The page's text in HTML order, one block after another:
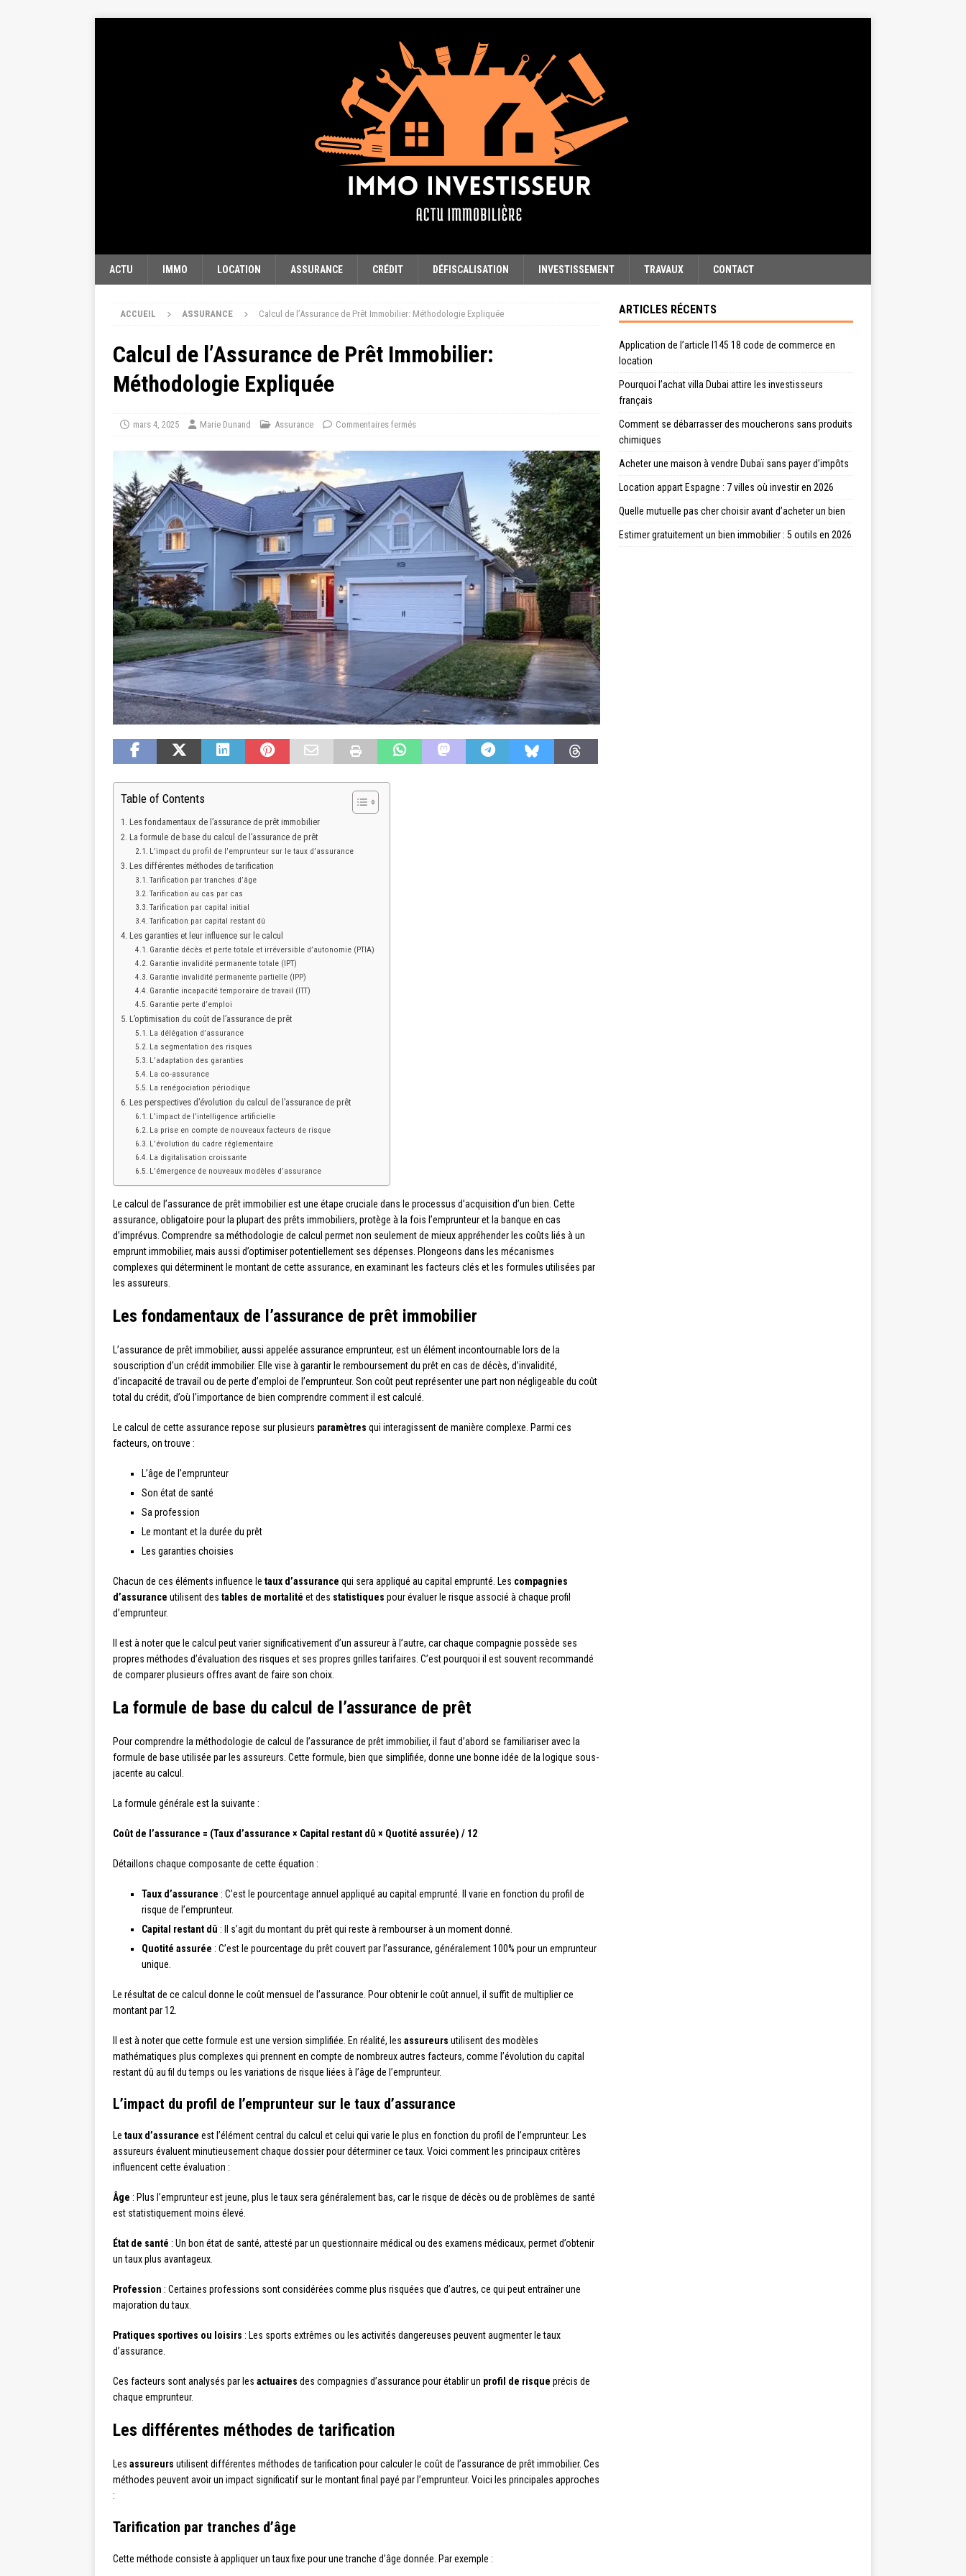
ACTU IMMO LOCATION ASSURANCE CRÉDIT DÉFISCALISATION INVESTISSEMENT TRAVAUX CONTACT
ACCUEIL ASSURANCE Calcul de l’Assurance de Prêt Immobilier: Méthodologie Expliquée
Calcul de l’Assurance de Prêt Immobilier:
Méthodologie Expliquée
mars 4, 2025 Marie Dunand Assurance Commentaires fermés
Table of Contents
Les fondamentaux de l’assurance de prêt immobilier
La formule de base du calcul de l’assurance de prêt
L’impact du profil de l’emprunteur sur le taux d’assurance
Les différentes méthodes de tarification
Tarification par tranches d’âge
Tarification au cas par cas
Tarification par capital initial
Tarification par capital restant dû
Les garanties et leur influence sur le calcul
Garantie décès et perte totale et irréversible d’autonomie (PTIA)
Garantie invalidité permanente totale (IPT)
Garantie invalidité permanente partielle (IPP)
Garantie incapacité temporaire de travail (ITT)
Garantie perte d’emploi
L’optimisation du coût de l’assurance de prêt
La délégation d’assurance
La segmentation des risques
L’adaptation des garanties
La co-assurance
La renégociation périodique
Les perspectives d’évolution du calcul de l’assurance de prêt
L’impact de l’intelligence artificielle
La prise en compte de nouveaux facteurs de risque
L’évolution du cadre réglementaire
La digitalisation croissante
L’émergence de nouveaux modèles d’assurance
Le calcul de l’assurance de prêt immobilier est une étape cruciale dans le processus d’acquisition d’un bien. Cette
assurance, obligatoire pour la plupart des prêts immobiliers, protège à la fois l’emprunteur et la banque en cas
d’imprévus. Comprendre sa méthodologie de calcul permet non seulement de mieux appréhender les coûts liés à un
emprunt immobilier, mais aussi d’optimiser potentiellement ses dépenses. Plongeons dans les mécanismes
complexes qui déterminent le montant de cette assurance, en examinant les facteurs clés et les formules utilisées par
les assureurs.
Les fondamentaux de l’assurance de prêt immobilier
L’assurance de prêt immobilier, aussi appelée assurance emprunteur, est un élément incontournable lors de la
souscription d’un crédit immobilier. Elle vise à garantir le remboursement du prêt en cas de décès, d’invalidité,
d’incapacité de travail ou de perte d’emploi de l’emprunteur. Son coût peut représenter une part non négligeable du coût
total du crédit, d’où l’importance de bien comprendre comment il est calculé.
Le calcul de cette assurance repose sur plusieurs paramètres qui interagissent de manière complexe. Parmi ces
facteurs, on trouve :
L’âge de l’emprunteur
Son état de santé
Sa profession
Le montant et la durée du prêt
Les garanties choisies
Chacun de ces éléments influence le taux d’assurance qui sera appliqué au capital emprunté. Les compagnies
d’assurance utilisent des tables de mortalité et des statistiques pour évaluer le risque associé à chaque profil
d’emprunteur.
Il est à noter que le calcul peut varier significativement d’un assureur à l’autre, car chaque compagnie possède ses
propres méthodes d’évaluation des risques et ses propres grilles tarifaires. C’est pourquoi il est souvent recommandé
de comparer plusieurs offres avant de faire son choix.
La formule de base du calcul de l’assurance de prêt
Pour comprendre la méthodologie de calcul de l’assurance de prêt immobilier, il faut d’abord se familiariser avec la
formule de base utilisée par les assureurs. Cette formule, bien que simplifiée, donne une bonne idée de la logique sous-
jacente au calcul.
La formule générale est la suivante :
Coût de l’assurance = (Taux d’assurance × Capital restant dû × Quotité assurée) / 12
Détaillons chaque composante de cette équation :
Taux d’assurance : C’est le pourcentage annuel appliqué au capital emprunté. Il varie en fonction du profil de
risque de l’emprunteur.
Capital restant dû : Il s’agit du montant du prêt qui reste à rembourser à un moment donné.
Quotité assurée : C’est le pourcentage du prêt couvert par l’assurance, généralement 100% pour un emprunteur
unique.
Le résultat de ce calcul donne le coût mensuel de l’assurance. Pour obtenir le coût annuel, il suffit de multiplier ce
montant par 12.
Il est à noter que cette formule est une version simplifiée. En réalité, les assureurs utilisent des modèles
mathématiques plus complexes qui prennent en compte de nombreux autres facteurs, comme l’évolution du capital
restant dû au fil du temps ou les variations de risque liées à l’âge de l’emprunteur.
L’impact du profil de l’emprunteur sur le taux d’assurance
Le taux d’assurance est l’élément central du calcul et celui qui varie le plus en fonction du profil de l’emprunteur. Les
assureurs évaluent minutieusement chaque dossier pour déterminer ce taux. Voici comment les principaux critères
influencent cette évaluation :
Âge : Plus l’emprunteur est jeune, plus le taux sera généralement bas, car le risque de décès ou de problèmes de santé
est statistiquement moins élevé.
État de santé : Un bon état de santé, attesté par un questionnaire médical ou des examens médicaux, permet d’obtenir
un taux plus avantageux.
Profession : Certaines professions sont considérées comme plus risquées que d’autres, ce qui peut entraîner une
majoration du taux.
Pratiques sportives ou loisirs : Les sports extrêmes ou les activités dangereuses peuvent augmenter le taux
d’assurance.
Ces facteurs sont analysés par les actuaires des compagnies d’assurance pour établir un profil de risque précis de
chaque emprunteur.
Les différentes méthodes de tarification
Les assureurs utilisent différentes méthodes de tarification pour calculer le coût de l’assurance de prêt immobilier. Ces
méthodes peuvent avoir un impact significatif sur le montant final payé par l’emprunteur. Voici les principales approches
:
Tarification par tranches d’âge
Cette méthode consiste à appliquer un taux fixe pour une tranche d’âge donnée. Par exemple :
ARTICLES RÉCENTS
Application de l’article l145 18 code de commerce en
location
Pourquoi l’achat villa Dubai attire les investisseurs
français
Comment se débarrasser des moucherons sans produits
chimiques
Acheter une maison à vendre Dubaï sans payer d’impôts
Location appart Espagne : 7 villes où investir en 2026
Quelle mutuelle pas cher choisir avant d’acheter un bien
Estimer gratuitement un bien immobilier : 5 outils en 2026